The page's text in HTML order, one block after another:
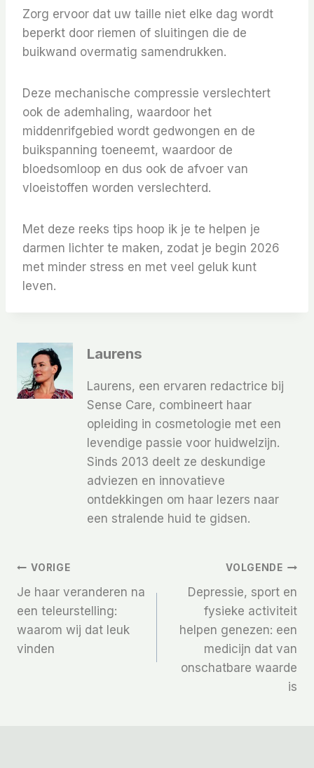
Zorg ervoor dat uw taille niet elke dag wordt
beperkt door riemen of sluitingen die de
buikwand overmatig samendrukken.
Deze mechanische compressie verslechtert
ook de ademhaling, waardoor het
middenrifgebied wordt gedwongen en de
buikspanning toeneemt, waardoor de
bloedsomloop en dus ook de afvoer van
vloeistoffen worden verslechterd.
Met deze reeks tips hoop ik je te helpen je
darmen lichter te maken, zodat je begin 2026
met minder stress en met veel geluk kunt
leven.
Laurens
Laurens, een ervaren redactrice bij
Sense Care, combineert haar
opleiding in cosmetologie met een
levendige passie voor huidwelzijn.
Sinds 2013 deelt ze deskundige
adviezen en innovatieve
ontdekkingen om haar lezers naar
een stralende huid te gidsen.
Bericht
Navigatie
VORIGE
Je haar veranderen na
een teleurstelling:
waarom wij dat leuk
vinden
VOLGENDE
Depressie, sport en
fysieke activiteit
helpen genezen: een
medicijn dat van
onschatbare waarde
is